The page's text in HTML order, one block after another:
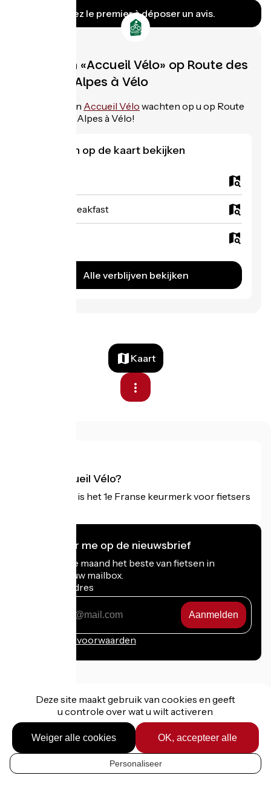
NL
Soyez le premier à déposer un avis.
Verblijven «Accueil Vélo» op Route des
Grandes Alpes à Vélo
verblijven Accueil Vélo wachten op u op Route
des Grandes Alpes à Vélo!
Verblijven op de kaart bekijken
Bed and breakfast
Alle verblijven bekijken
Kaart
Wat is Accueil Vélo?
Accueil Vélo is het 1e Franse keurmerk voor fietsers
Ik abonneer me op de nieuwsbrief
Ontvang elke maand het beste van fietsen in
Frankrijk in uw mailbox.
Mijn e-mailadres
Inschrijvingsvoorwaarden
Gefinancierd in het kader van Destination France
Juridische informatie
Persoonlijke gegevens
Deze site maakt gebruik van cookies en geeft
u controle over wat u wilt activeren
OK, accepteer alle
Weiger alle cookies
Personaliseer